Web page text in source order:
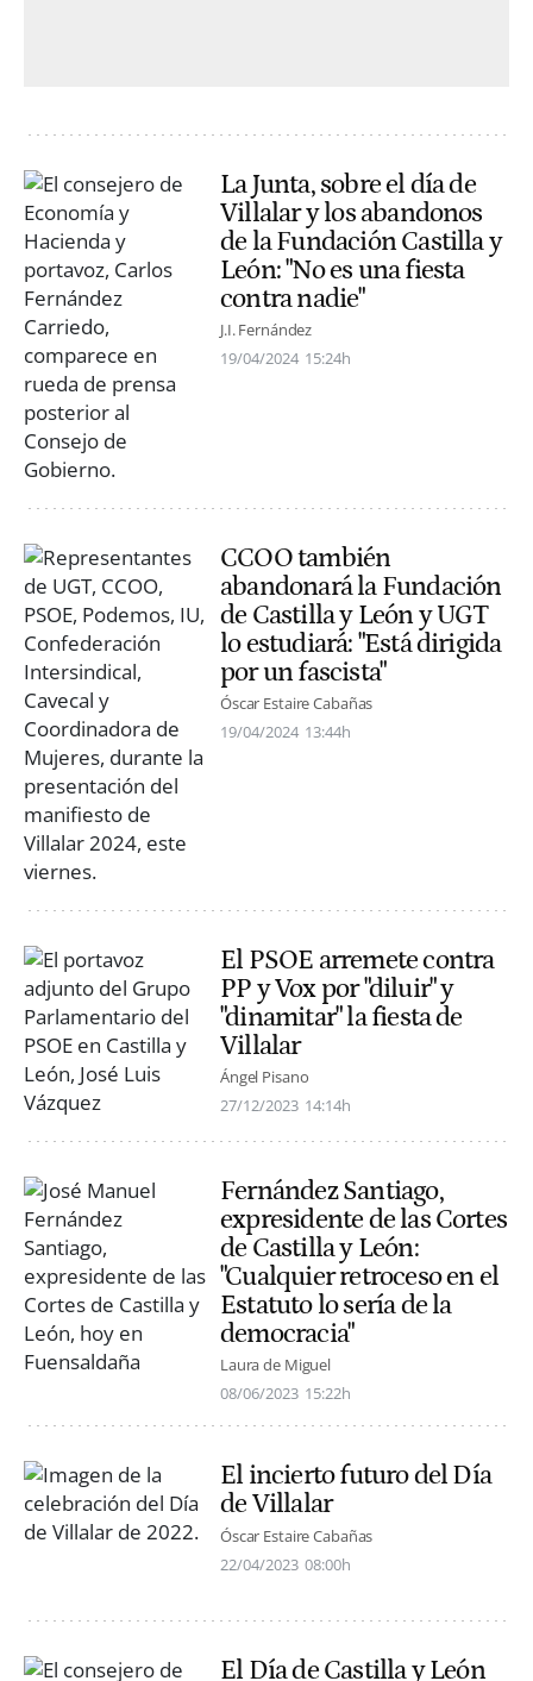
La Junta, sobre el día de
Villalar y los abandonos
de la Fundación Castilla y
León: "No es una fiesta
contra nadie"
J.I. Fernández
19/04/2024 15:24h
CCOO también
abandonará la Fundación
de Castilla y León y UGT
lo estudiará: "Está dirigida
por un fascista"
Óscar Estaire Cabañas
19/04/2024 13:44h
El PSOE arremete contra
PP y Vox por "diluir" y
"dinamitar" la fiesta de
Villalar
Ángel Pisano
27/12/2023 14:14h
Fernández Santiago,
expresidente de las Cortes
de Castilla y León:
"Cualquier retroceso en el
Estatuto lo sería de la
democracia"
Laura de Miguel
08/06/2023 15:22h
El incierto futuro del Día
de Villalar
Óscar Estaire Cabañas
22/04/2023 08:00h
El Día de Castilla y León